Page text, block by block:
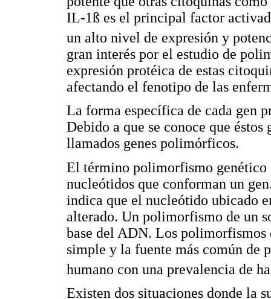
IL-1ß es el principal factor
un alto nivel de expresión y
gran interés por el estudio de
expresión protéica de estas
afectando el fenotipo de las
La forma específica de cada gen
Debido a que se conoce que
llamados genes polimórficos.
El término polimorfismo genético
nucleótidos que conforman un
indica que el nucleótido ubicado
alterado. Un polimorfismo de un
base del ADN. Los
simple y la fuente más común de
humano con una prevalencia de
Existen dos situaciones donde la